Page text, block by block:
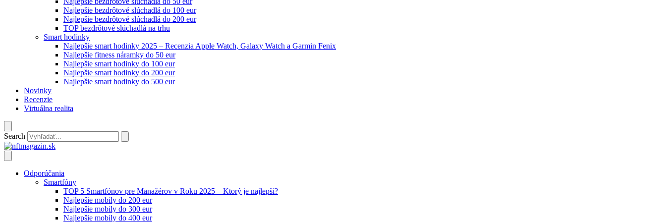
Najlepšie bezdrôtové slúchadlá do 100 eur
Najlepšie bezdrôtové slúchadlá do 200 eur
TOP bezdrôtové slúchadlá na trhu
Smart hodinky
Najlepšie smart hodinky 2025 – Recenzia Apple Watch, Galaxy Watch a Garmin Fenix
Najlepšie fitness náramky do 50 eur
Najlepšie smart hodinky do 100 eur
Najlepšie smart hodinky do 200 eur
Najlepšie smart hodinky do 500 eur
Novinky
Recenzie
Virtuálna realita
Search
Odporúčania
Smartfóny
TOP 5 Smartfónov pre Manažérov v Roku 2025 – Ktorý je najlepší?
Najlepšie mobily do 200 eur
Najlepšie mobily do 300 eur
Najlepšie mobily do 400 eur